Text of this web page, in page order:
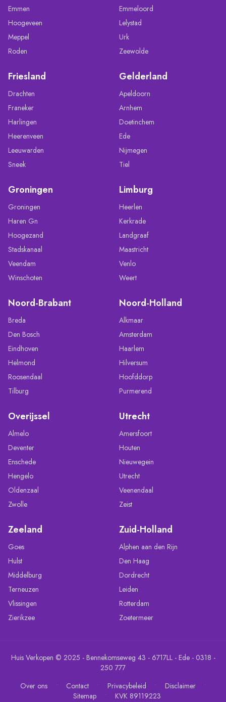
Emmen
Hoogeveen
Meppel
Roden
Emmeloord
Lelystad
Urk
Zeewolde
Friesland
Drachten
Franeker
Harlingen
Heerenveen
Leeuwarden
Sneek
Gelderland
Apeldoorn
Arnhem
Doetinchem
Ede
Nijmegen
Tiel
Groningen
Groningen
Haren Gn
Hoogezand
Stadskanaal
Veendam
Winschoten
Limburg
Heerlen
Kerkrade
Landgraaf
Maastricht
Venlo
Weert
Noord-Brabant
Breda
Den Bosch
Eindhoven
Helmond
Roosendaal
Tilburg
Noord-Holland
Alkmaar
Amsterdam
Haarlem
Hilversum
Hoofddorp
Purmerend
Overijssel
Almelo
Deventer
Enschede
Hengelo
Oldenzaal
Zwolle
Utrecht
Amersfoort
Houten
Nieuwegein
Utrecht
Veenendaal
Zeist
Zeeland
Goes
Hulst
Middelburg
Terneuzen
Vlissingen
Zierikzee
Zuid-Holland
Alphen aan den Rijn
Den Haag
Dordrecht
Leiden
Rotterdam
Zoetermeer
Huis Verkopen © 2025 - Bennekomseweg 43 - 6717LL - Ede - 0318 -
250 777
Over ons
• Contact • Privacybeleid • Disclaimer •
Sitemap • KVK 89119223